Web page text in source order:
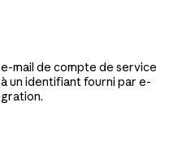
mail de compte de service
un identifiant fourni par e-